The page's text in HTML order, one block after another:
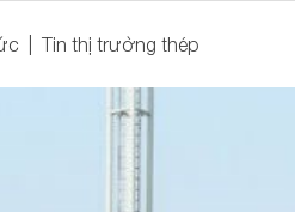
Tin thị trường thép